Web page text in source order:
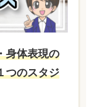
身体表現の
つのスタジ